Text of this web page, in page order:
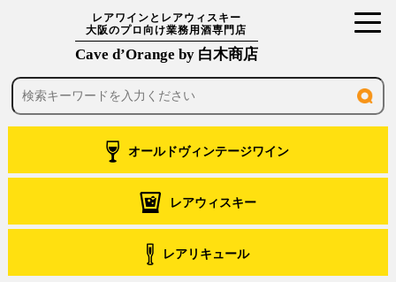
レアワインとレアウィスキー
大阪のプロ向け業務用酒専門店
Cave d’Orange by 白木商店
オールドヴィンテージワイン
レアウィスキー
レアリキュール